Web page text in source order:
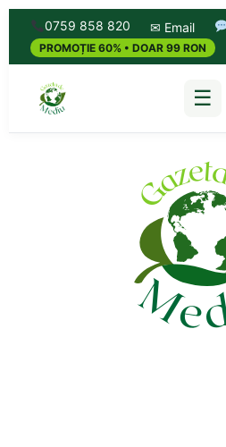
0759 858 820 ✉ Email
PROMOȚIE 60% • DOAR 99 RON
☰